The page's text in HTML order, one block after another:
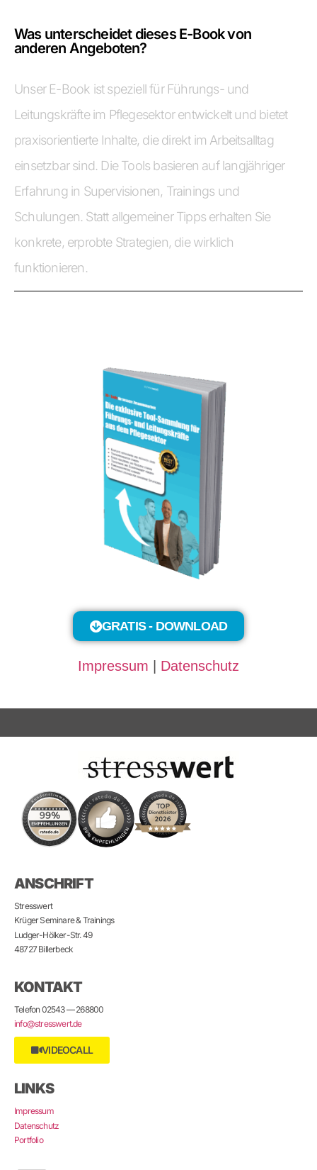
Was unterscheidet dieses E-Book von
anderen Angeboten?
Unser E-Book ist speziell für Führungs- und
Leitungskräfte im Pflegesektor entwickelt und bietet
praxisorientierte Inhalte, die direkt im Arbeitsalltag
einsetzbar sind. Die Tools basieren auf langjähriger
Erfahrung in Supervisionen, Trainings und
Schulungen. Statt allgemeiner Tipps erhalten Sie
konkrete, erprobte Strategien, die wirklich
funktionieren.
GRATIS - DOWNLOAD
Impressum Datenschutz
ANSCHRIFT
Stresswert
Krüger Seminare & Trainings
Ludger-Hölker-Str. 49
48727 Billerbeck
KONTAKT
Telefon 02543 — 268800
info@stresswert.de
VIDEOCALL
LINKS
Impressum
Datenschutz
Portfolio